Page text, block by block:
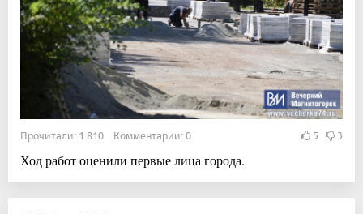
Прочитали: 1 810 Комментарии: 0 5 3
Ход работ оценили первые лица города.